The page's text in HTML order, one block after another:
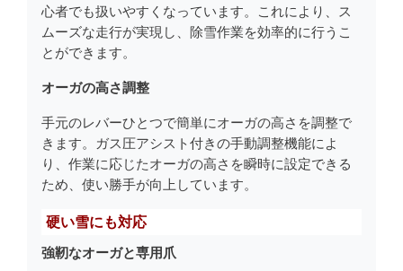
心者でも扱いやすくなっています。これにより、ス
ムーズな走行が実現し、除雪作業を効率的に行うこ
とができます。
オーガの高さ調整
手元のレバーひとつで簡単にオーガの高さを調整で
きます。ガス圧アシスト付きの手動調整機能によ
り、作業に応じたオーガの高さを瞬時に設定できる
ため、使い勝手が向上しています。
硬い雪にも対応
強靭なオーガと専用爪